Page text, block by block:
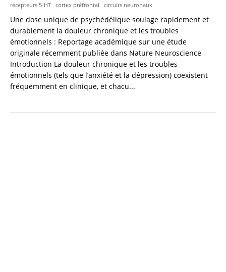
récepteurs 5-HT cortex préfrontal circuits neuronaux
Une dose unique de psychédélique soulage rapidement et
durablement la douleur chronique et les troubles
émotionnels : Reportage académique sur une étude
originale récemment publiée dans Nature Neuroscience
Introduction La douleur chronique et les troubles
émotionnels (tels que l’anxiété et la dépression) coexistent
fréquemment en clinique, et chacu...